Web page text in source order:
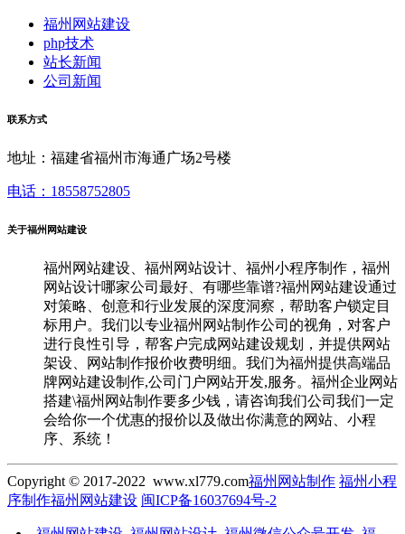
福州网站建设
php技术
站长新闻
公司新闻
联系方式
地址：福建省福州市海通广场2号楼
电话：18558752805
关于福州网站建设
福州网站建设、福州网站设计、福州小程序制作，福州
网站设计哪家公司最好、有哪些靠谱?福州网站建设通过
对策略、创意和行业发展的深度洞察，帮助客户锁定目
标用户。我们以专业福州网站制作公司的视角，对客户
进行良性引导，帮客户完成网站建设规划，并提供网站
架设、网站制作报价收费明细。我们为福州提供高端品
牌网站建设制作,公司门户网站开发,服务。福州企业网站
搭建\福州网站制作要多少钱，请咨询我们公司我们一定
会给你一个优惠的报价以及做出你满意的网站、小程
序、系统！
Copyright © 2017-2022 www.xl779.com福州网站制作 福州小程
序制作福州网站建设 闽ICP备16037694号-2